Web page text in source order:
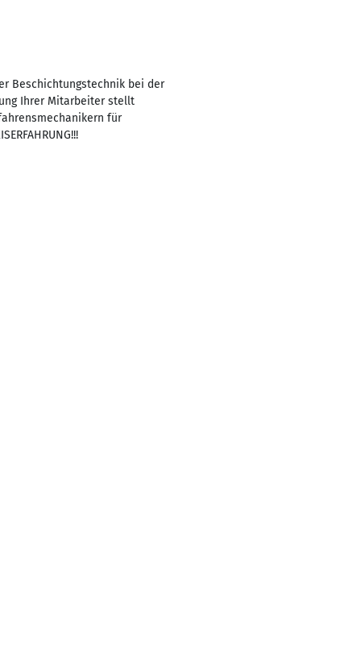
Beschichtungstechnik bei der
Ihrer Mitarbeiter stellt
für